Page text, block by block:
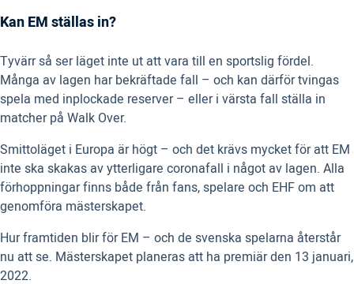
Kan EM ställas in?
Tyvärr så ser läget inte ut att vara till en sportslig fördel.
Många av lagen har bekräftade fall – och kan därför tvingas
spela med inplockade reserver – eller i värsta fall ställa in
matcher på Walk Over.
Smittoläget i Europa är högt – och det krävs mycket för att EM
inte ska skakas av ytterligare coronafall i något av lagen. Alla
förhoppningar finns både från fans, spelare och EHF om att
genomföra mästerskapet.
Hur framtiden blir för EM – och de svenska spelarna återstår
nu att se. Mästerskapet planeras att ha premiär den 13 januari,
2022.